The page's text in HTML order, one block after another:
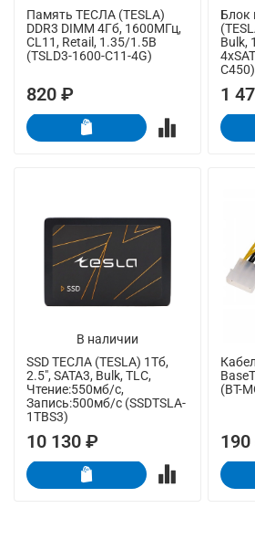
Память ТЕСЛА (TESLA)
DDR3 DIMM 4Гб, 1600МГц,
CL11, Retail, 1.35/1.5В
(TSLD3-1600-C11-4G)
820 ₽
Блок
Bulk,
C450)
1
В наличии
SSD ТЕСЛА (TESLA) 1Тб,
2.5", SATA3, Bulk, TLC,
Чтение:550мб/с,
Запись:500мб/с (SSDTSLA-
1TBS3)
10 130 ₽
(BT-